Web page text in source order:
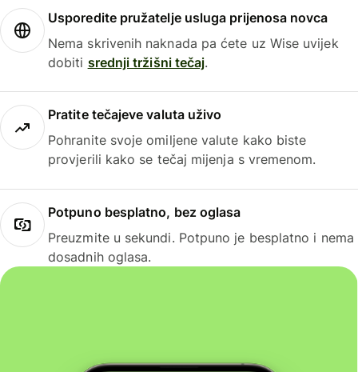
Usporedite pružatelje usluga prijenosa novca
Nema skrivenih naknada pa ćete uz Wise uvijek
dobiti srednji tržišni tečaj.
Pratite tečajeve valuta uživo
Pohranite svoje omiljene valute kako biste
provjerili kako se tečaj mijenja s vremenom.
Potpuno besplatno, bez oglasa
Preuzmite u sekundi. Potpuno je besplatno i nema
dosadnih oglasa.